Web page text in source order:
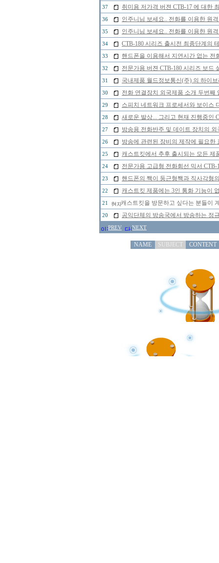
37 취미용 저가격 버젼 CTB-17 에 대한
36 인주니님 보세요.. 전화를 이용한 원
35 인주니님 보세요.. 전화를 이용한 원
34 CTB-180 시리즈 출시전 최종단계의
33 핸드폰을 이용해서 지연시간 없는
32 전문가용 버젼 CTB-180 시리즈 보드
31 국내제품 월드정보통신(주) 의 하이
30 전화 연결장치 외국제품 소개 두번째
29 스피치 네트워크 프로세서와 보이스
28 새로운 발상... 그리고 현재 진행중인
27 방송용 전화반주 및 데이트 장치의
26 방송에 관련된 장비의 제작에 필요
25 캐스트킷에서 추후 출시되는 모든
24 전문가용 고급형 전화회선 믹서
23 핸드폰의 짹이 둥근형짹과 직사각형
22 캐스트킷 제품에는 3인 통화 기능이
21 캐스트킷을 방문하고 싶다는 분들이
20 공익단체의 방송국에서 방송하는 정
PREV NEXT